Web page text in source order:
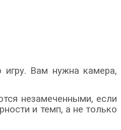
Вам нужна камера,
незамеченными, если
и темп, а не только